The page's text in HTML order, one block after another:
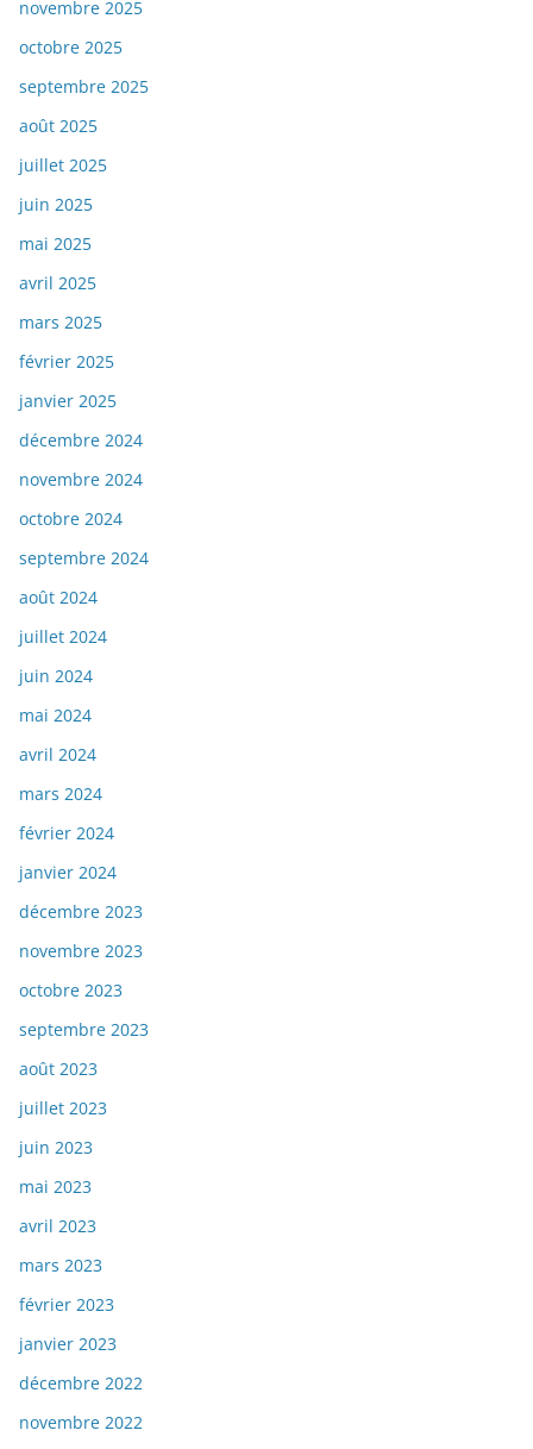
novembre 2025
octobre 2025
septembre 2025
août 2025
juillet 2025
juin 2025
mai 2025
avril 2025
mars 2025
février 2025
janvier 2025
décembre 2024
novembre 2024
octobre 2024
septembre 2024
août 2024
juillet 2024
juin 2024
mai 2024
avril 2024
mars 2024
février 2024
janvier 2024
décembre 2023
novembre 2023
octobre 2023
septembre 2023
août 2023
juillet 2023
juin 2023
mai 2023
avril 2023
mars 2023
février 2023
janvier 2023
décembre 2022
novembre 2022